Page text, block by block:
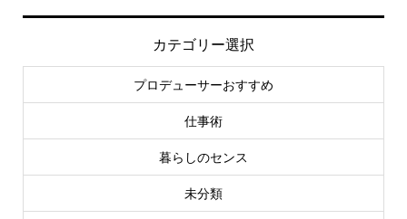
カテゴリー選択
プロデューサーおすすめ
仕事術
暮らしのセンス
未分類